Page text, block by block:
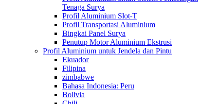
Tenaga Surya
Profil Aluminium Slot-T
Profil Transportasi Aluminium
Bingkai Panel Surya
Penutup Motor Aluminium Ekstrusi
Profil Aluminium untuk Jendela dan Pintu
Ekuador
Filipina
zimbabwe
Bahasa Indonesia: Peru
Bolivia